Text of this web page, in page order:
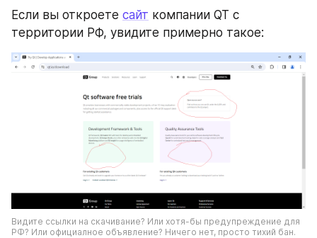
Если вы откроете сайт компании QT с
территории РФ, увидите примерно такое:
Видите ссылки на скачивание? Или хотя-бы предупреждение для
РФ? Или официалное объявление? Ничего нет, просто тихий бан.